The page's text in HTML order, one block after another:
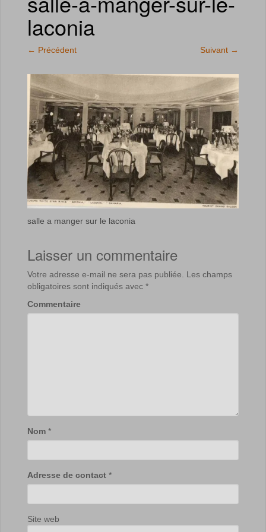
laconia
← Précédent Suivant →
salle a manger sur le laconia
Laisser un commentaire
Votre adresse e-mail ne sera pas publiée. Les champs
obligatoires sont indiqués avec *
Commentaire
Nom *
Adresse de contact *
Site web